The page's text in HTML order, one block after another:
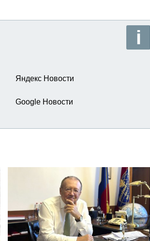
Яндекс Новости
Google Новости